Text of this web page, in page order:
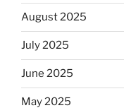
August 2025
July 2025
June 2025
May 2025